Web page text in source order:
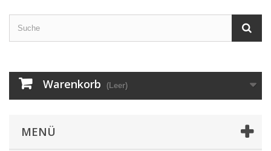
Warenkorb (Leer)
MENÜ